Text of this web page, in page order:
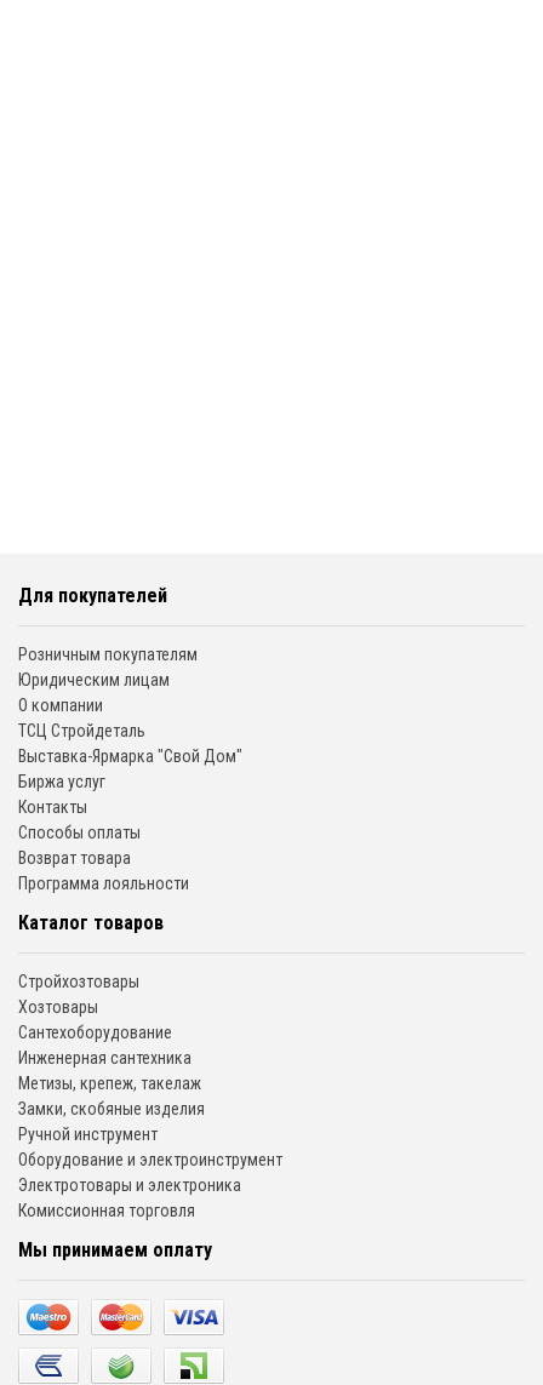
Для покупателей
Розничным покупателям
Юридическим лицам
О компании
ТСЦ Стройдеталь
Выставка-Ярмарка "Свой Дом"
Биржа услуг
Контакты
Способы оплаты
Возврат товара
Программа лояльности
Каталог товаров
Стройхозтовары
Хозтовары
Сантехоборудование
Инженерная сантехника
Метизы, крепеж, такелаж
Замки, скобяные изделия
Ручной инструмент
Оборудование и электроинструмент
Электротовары и электроника
Комиссионная торговля
Мы принимаем оплату